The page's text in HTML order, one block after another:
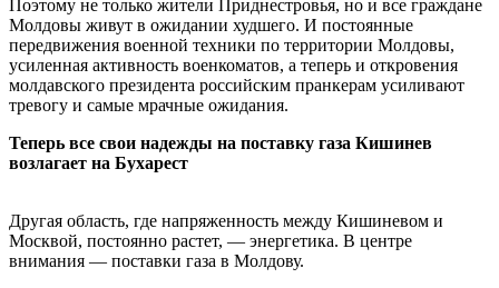
Поэтому не только жители Приднестровья, но и все граждане
Молдовы живут в ожидании худшего. И постоянные
передвижения военной техники по территории Молдовы,
усиленная активность военкоматов, а теперь и откровения
молдавского президента российским пранкерам усиливают
тревогу и самые мрачные ожидания.
Теперь все свои надежды на поставку газа Кишинев
возлагает на Бухарест
Другая область, где напряженность между Кишиневом и
Москвой, постоянно растет, — энергетика. В центре
внимания — поставки газа в Молдову.